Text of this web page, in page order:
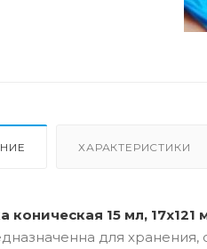
ХАРАКТЕРИСТИКИ
коническая 15 мл,
для